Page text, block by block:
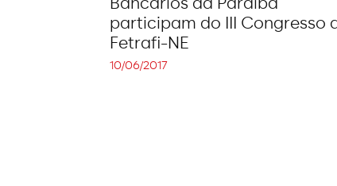
participam do III Congresso
Fetrafi-NE
10/06/2017